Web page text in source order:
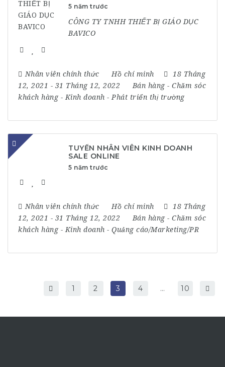
5 năm trước
CÔNG TY TNHH THIẾT BỊ GIÁO DỤC
BAVICO
Nhân viên chính thức Hồ chí minh
18 Tháng
12, 2021 - 31 Tháng 12, 2022 Bán hàng- Chăm sóc
khách hàng- Kinh doanh - Phát triển thị trường
TUYỂN NHÂN VIÊN KINH DOANH
SALE ONLINE
5 năm trước
Nhân viên chính thức Hồ chí minh
18 Tháng
12, 2021 - 31 Tháng 12, 2022 Bán hàng- Chăm sóc
khách hàng- Kinh doanh - Quảng cáo/Marketing/PR
1 2 3 4 … 10